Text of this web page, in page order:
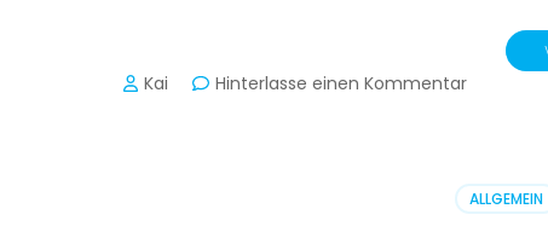
Kai Hinterlasse einen Kommentarzu
Benutzer
aus
ALLGEMEIN